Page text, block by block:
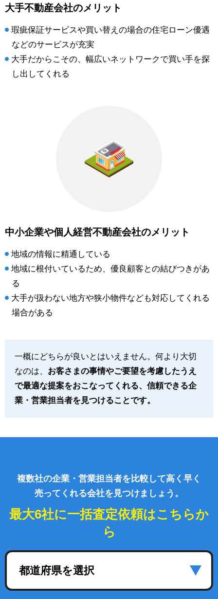
大手不動産会社のメリット
瑕疵保証サービスや買い替えの場合の住宅ローン優遇
などのサービスが充実
大手だからこその、幅広いネットワークで買い手を探
し出してくれる
中小企業や個人経営不動産会社のメリット
地域の情報に精通している
地域に根付いているため、優良顧客との結びつきがあ
る
大手が扱わない地方や狭小物件なども対応してくれる
場合がある
一概にどちらが良いとはいえません。何より大切
なのは、 お客さまの事情やご要望を考慮したうえ
で最適な提案をおこなってくれる、信頼できる企
業・営業担当者を見つけることです。
複数社の企業・営業担当者を比較して高く早く
売ってくれる会社を見つけましょう。
最大6社に一括査定依頼はこちらか
ら
都道府県を選択